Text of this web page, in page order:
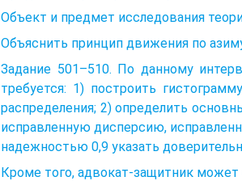
Объект и предмет исследования
Объяснить принцип движения по
Задание 501–510. По данному
требуется: 1) построить
распределения; 2) определить
исправленную дисперсию,
надежностью 0,9 указать
Кроме того, адвокат-защитник может